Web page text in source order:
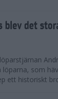
blev det
löparna, som
ett historiskt